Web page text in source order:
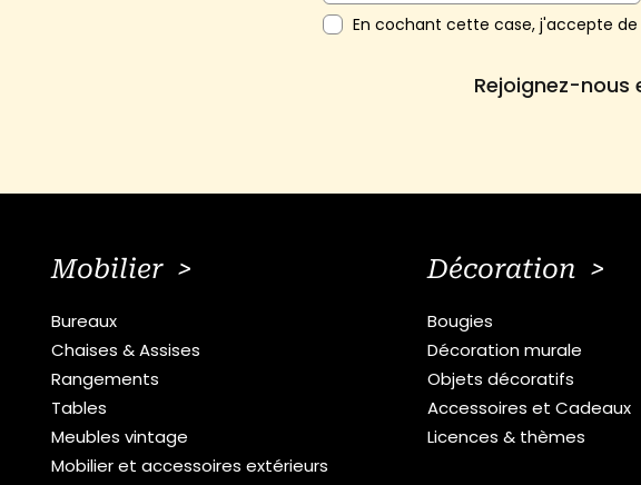
En cochant cette case, j'accepte
Rejoignez-nous
Mobilier >
Bureaux
Chaises & Assises
Rangements
Tables
Meubles vintage
Mobilier et accessoires extérieurs
Décoration >
Bougies
Décoration murale
Objets décoratifs
Accessoires et Cadeaux
Licences & thèmes